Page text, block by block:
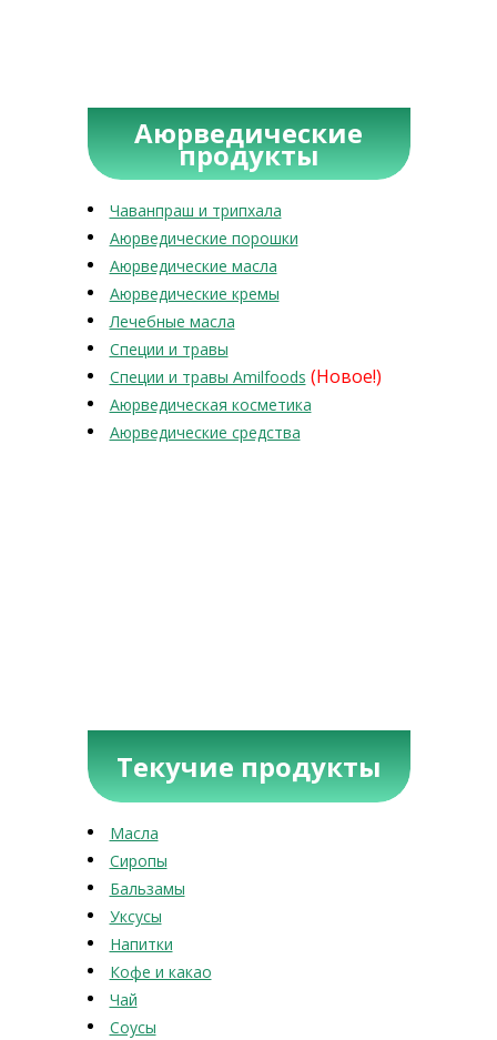
Аюрведические
продукты
Чаванпраш и трипхала
Аюрведические порошки
Аюрведические масла
Аюрведические кремы
Лечебные масла
Специи и травы
Специи и травы Amilfoods (Новое!)
Аюрведическая косметика
Аюрведические средства
Текучие продукты
Масла
Сиропы
Бальзамы
Уксусы
Напитки
Кофе и какао
Чай
Соусы